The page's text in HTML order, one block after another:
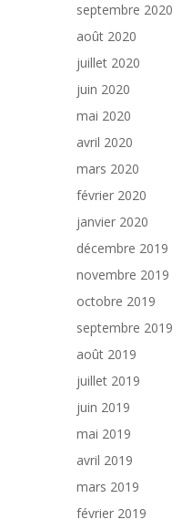
septembre 2020
août 2020
juillet 2020
juin 2020
mai 2020
avril 2020
mars 2020
février 2020
janvier 2020
décembre 2019
novembre 2019
octobre 2019
septembre 2019
août 2019
juillet 2019
juin 2019
mai 2019
avril 2019
mars 2019
février 2019